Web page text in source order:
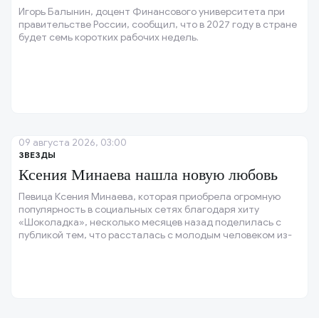
Игорь Балынин, доцент Финансового университета при
правительстве России, сообщил, что в 2027 году в стране
будет семь коротких рабочих недель.
ЗВЕЗДЫ
Ксения Минаева нашла новую любовь
Певица Ксения Минаева, которая приобрела огромную
популярность в социальных сетях благодаря хиту
«Шоколадка», несколько месяцев назад поделилась с
публикой тем, что рассталась с молодым человеком из-
09 августа 2026, 03:00